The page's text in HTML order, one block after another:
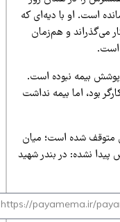
او با دیه‌ای که
و هم‌زمان
نبوده است.
اما بیمه نداشت
شده است؛ میان
در بندر شهید